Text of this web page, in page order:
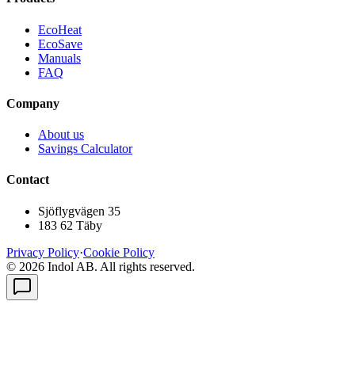
EcoHeat
EcoSave
Manuals
FAQ
Company
About us
Savings Calculator
Contact
Sjöflygvägen 35
183 62 Täby
Privacy Policy·Cookie Policy
© 2026 Indol AB. All rights reserved.